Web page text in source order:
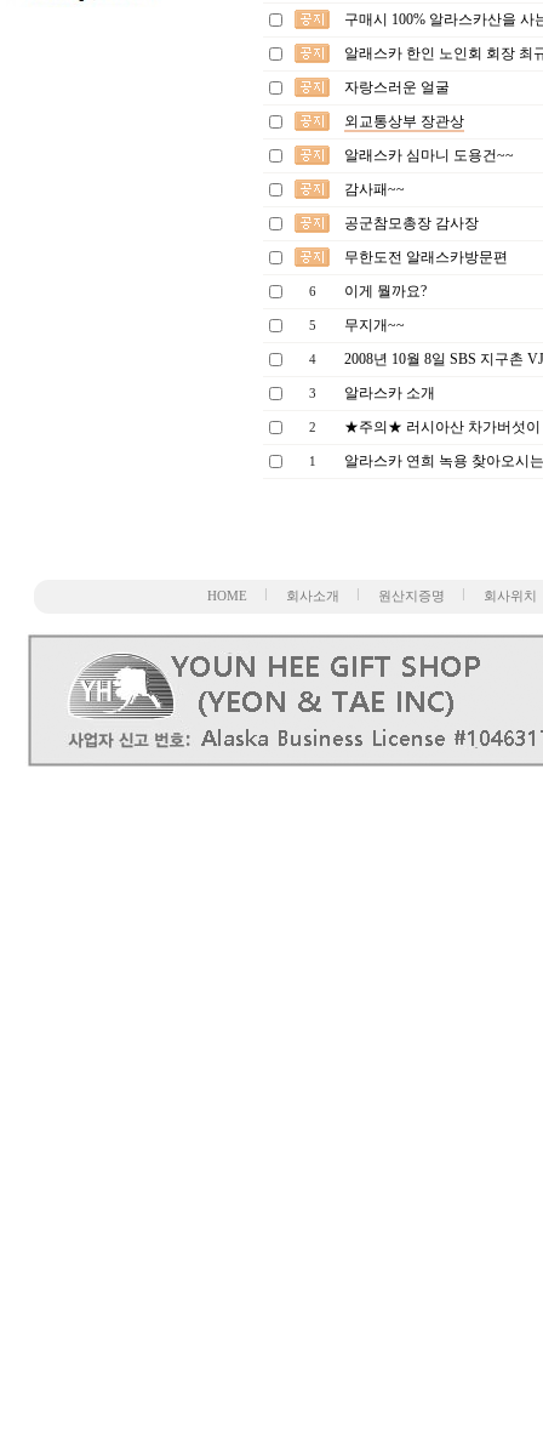
구매시 100% 알라스카산을 사
알래스카 한인 노인회 회장 최
자랑스러운 얼굴
외교통상부 장관상
알래스카 심마니 도용건~~
감사패~~
공군참모총장 감사장
무한도전 알래스카방문편
6 이게 뭘까요?
5 무지개~~
4 2008년 10월 8일 SBS 지구촌
3 알라스카 소개
2 ★주의★ 러시아산 차가버섯이
1 알라스카 연희 녹용 찾아오시
HOME 회사소개 원산지증명 회사위치